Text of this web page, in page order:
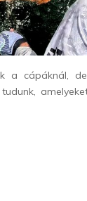
a cápáknál,